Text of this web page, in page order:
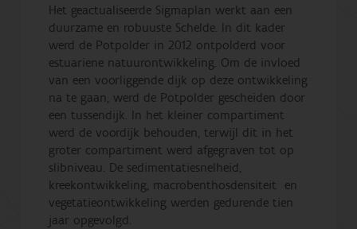
Het geactualiseerde Sigmaplan werkt aan een
duurzame en robuuste Schelde. In dit kader
werd de Potpolder in 2012 ontpolderd voor
estuariene natuurontwikkeling. Om de invloed
van een voorliggende dijk op deze ontwikkeling
na te gaan, werd de Potpolder gescheiden door
een tussendijk. In het kleiner compartiment
werd de voordijk behouden, terwijl dit in het
groter compartiment werd afgegraven tot op
slibniveau. De sedimentatiesnelheid,
kreekontwikkeling, macrobenthosdensiteit en
vegetatieontwikkeling werden gedurende tien
jaar opgevolgd.